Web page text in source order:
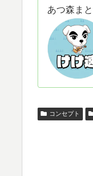
あつ森ま
コンセプト